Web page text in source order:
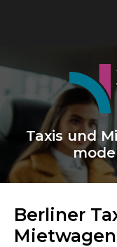
Taxis und
Berliner